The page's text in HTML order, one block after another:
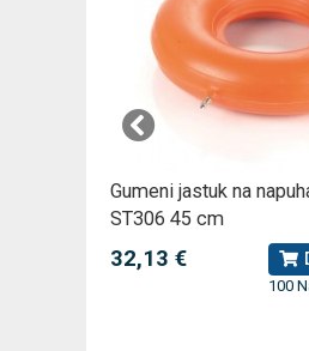
Gumeni jastuk na
ST306 45 cm
32,13 €
100